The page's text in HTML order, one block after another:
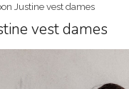
Justine vest dames
vest dames